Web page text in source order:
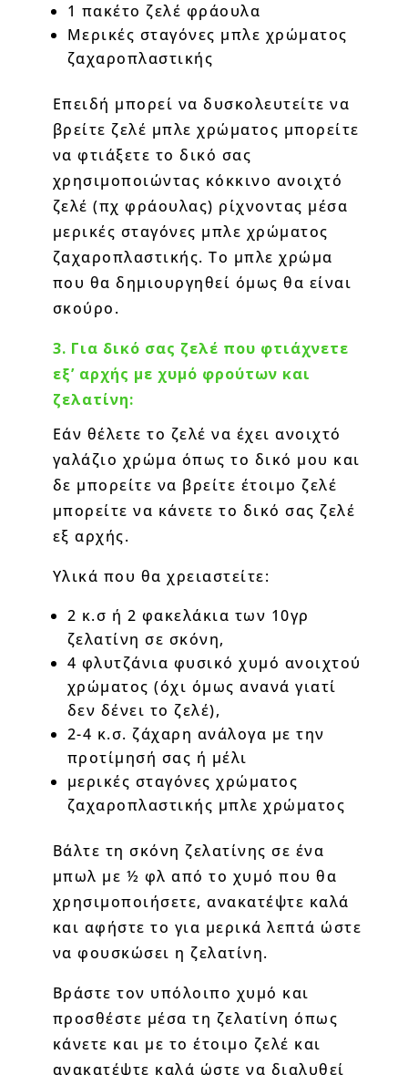
1 πακέτο ζελέ φράουλα
Μερικές σταγόνες μπλε χρώματος
ζαχαροπλαστικής
Επειδή μπορεί να δυσκολευτείτε να
βρείτε ζελέ μπλε χρώματος μπορείτε
να φτιάξετε το δικό σας
χρησιμοποιώντας κόκκινο ανοιχτό
ζελέ (πχ φράουλας) ρίχνοντας μέσα
μερικές σταγόνες μπλε χρώματος
ζαχαροπλαστικής. Το μπλε χρώμα
που θα δημιουργηθεί όμως θα είναι
σκούρο.
3. Για δικό σας ζελέ που φτιάχνετε
εξ’ αρχής με χυμό φρούτων και
ζελατίνη:
Εάν θέλετε το ζελέ να έχει ανοιχτό
γαλάζιο χρώμα όπως το δικό μου και
δε μπορείτε να βρείτε έτοιμο ζελέ
μπορείτε να κάνετε το δικό σας ζελέ
εξ αρχής.
Υλικά που θα χρειαστείτε:
2 κ.σ ή 2 φακελάκια των 10γρ
ζελατίνη σε σκόνη,
4 φλυτζάνια φυσικό χυμό ανοιχτού
χρώματος (όχι όμως ανανά γιατί
δεν δένει το ζελέ),
2-4 κ.σ. ζάχαρη ανάλογα με την
προτίμησή σας ή μέλι
μερικές σταγόνες χρώματος
ζαχαροπλαστικής μπλε χρώματος
Βάλτε τη σκόνη ζελατίνης σε ένα
μπωλ με ½ φλ από το χυμό που θα
χρησιμοποιήσετε, ανακατέψτε καλά
και αφήστε το για μερικά λεπτά ώστε
να φουσκώσει η ζελατίνη.
Βράστε τον υπόλοιπο χυμό και
προσθέστε μέσα τη ζελατίνη όπως
κάνετε και με το έτοιμο ζελέ και
ανακατέψτε καλά ώστε να διαλυθεί